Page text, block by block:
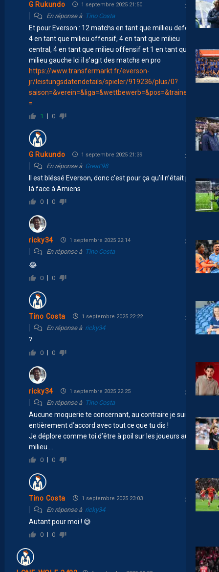
G Rukundo 1 septembre 2025 21:50
En réponse à Tino Costa
Et pour Everson : 12 matchs en tant que millieu defensif,
4 en tant que milieu offensif, 4 en tant que milieu
central, 4 en tant que milieu offensif et 1 en tant que
milieu gauche Ici il s’agit des matchs en pro
https://www.transfermarkt.fr/everson-
jr/leistungsdatendetails/spieler/919236/plus/0?
saison=&verein=&liga=&wettbewerb=&pos=&trainer_id
=
1 0
G Rukundo 1 septembre 2025 21:39
En réponse à Great'98
Il est bléssé Everson, donc c’est pour ça qu’il n’était pas
là face à Amiens
0 0
ricky34 1 septembre 2025 22:14
En réponse à Tino Costa
😂
0 0
Tino Costa 1 septembre 2025 22:22
En réponse à ricky34
?
0 0
ricky34 1 septembre 2025 22:25
En réponse à Tino Costa
Aucune moquerie te concernant, au contraire je suis
entièrement d’accord avec tout ce que tu dis !
Je déplore comme toi d’être à poil sur les joueurs au
milieu….
0 0
Tino Costa 1 septembre 2025 23:03
En réponse à ricky34
Autant pour moi ! 😅
0 0